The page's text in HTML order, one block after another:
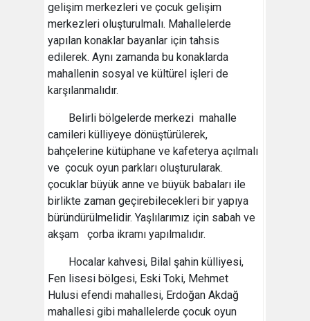
gelişim merkezleri ve çocuk gelişim
merkezleri oluşturulmalı. Mahallelerde
yapılan konaklar bayanlar için tahsis
edilerek. Aynı zamanda bu konaklarda
mahallenin sosyal ve kültürel işleri de
karşılanmalıdır.
Belirli bölgelerde merkezi mahalle
camileri külliyeye dönüştürülerek,
bahçelerine kütüphane ve kafeterya açılmalı
ve çocuk oyun parkları oluşturularak.
çocuklar büyük anne ve büyük babaları ile
birlikte zaman geçirebilecekleri bir yapıya
büründürülmelidir. Yaşlılarımız için sabah ve
akşam çorba ikramı yapılmalıdır.
Hocalar kahvesi, Bilal şahin külliyesi,
Fen lisesi bölgesi, Eski Toki, Mehmet
Hulusi efendi mahallesi, Erdoğan Akdağ
mahallesi gibi mahallelerde çocuk oyun